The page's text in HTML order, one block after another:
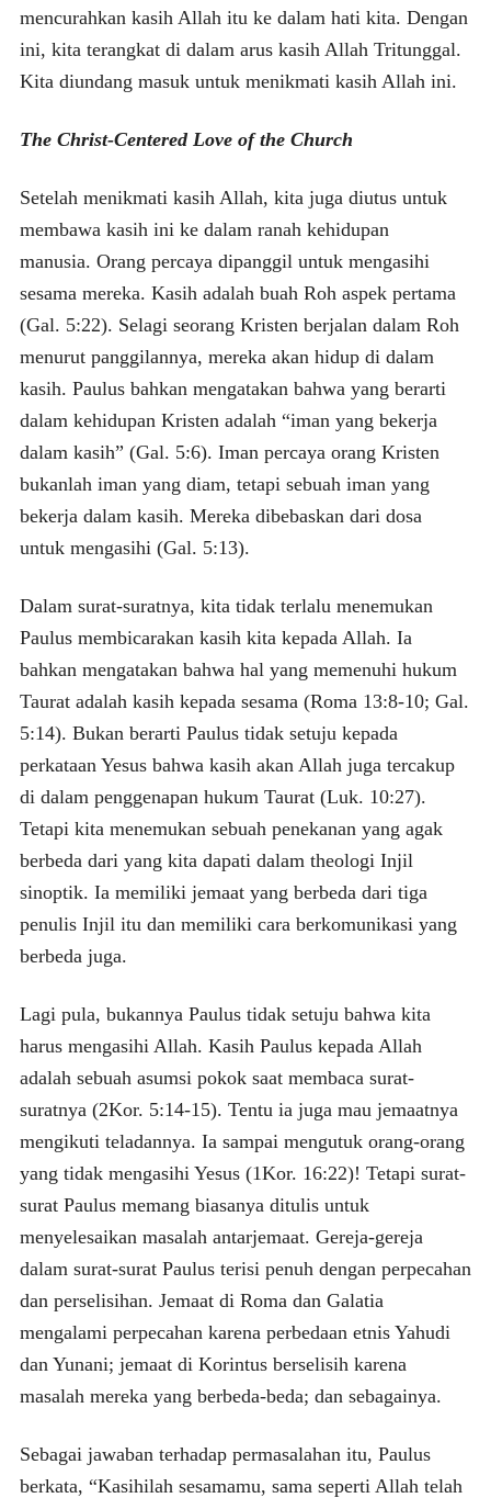
mencurahkan kasih Allah itu ke dalam hati kita. Dengan
ini, kita terangkat di dalam arus kasih Allah Tritunggal.
Kita diundang masuk untuk menikmati kasih Allah ini.
The Christ-Centered Love of the Church
Setelah menikmati kasih Allah, kita juga diutus untuk
membawa kasih ini ke dalam ranah kehidupan
manusia. Orang percaya dipanggil untuk mengasihi
sesama mereka. Kasih adalah buah Roh aspek pertama
(Gal. 5:22). Selagi seorang Kristen berjalan dalam Roh
menurut panggilannya, mereka akan hidup di dalam
kasih. Paulus bahkan mengatakan bahwa yang berarti
dalam kehidupan Kristen adalah “iman yang bekerja
dalam kasih” (Gal. 5:6). Iman percaya orang Kristen
bukanlah iman yang diam, tetapi sebuah iman yang
bekerja dalam kasih. Mereka dibebaskan dari dosa
untuk mengasihi (Gal. 5:13).
Dalam surat-suratnya, kita tidak terlalu menemukan
Paulus membicarakan kasih kita kepada Allah. Ia
bahkan mengatakan bahwa hal yang memenuhi hukum
Taurat adalah kasih kepada sesama (Roma 13:8-10; Gal.
5:14). Bukan berarti Paulus tidak setuju kepada
perkataan Yesus bahwa kasih akan Allah juga tercakup
di dalam penggenapan hukum Taurat (Luk. 10:27).
Tetapi kita menemukan sebuah penekanan yang agak
berbeda dari yang kita dapati dalam theologi Injil
sinoptik. Ia memiliki jemaat yang berbeda dari tiga
penulis Injil itu dan memiliki cara berkomunikasi yang
berbeda juga.
Lagi pula, bukannya Paulus tidak setuju bahwa kita
harus mengasihi Allah. Kasih Paulus kepada Allah
adalah sebuah asumsi pokok saat membaca surat-
suratnya (2Kor. 5:14-15). Tentu ia juga mau jemaatnya
mengikuti teladannya. Ia sampai mengutuk orang-orang
yang tidak mengasihi Yesus (1Kor. 16:22)! Tetapi surat-
surat Paulus memang biasanya ditulis untuk
menyelesaikan masalah antarjemaat. Gereja-gereja
dalam surat-surat Paulus terisi penuh dengan perpecahan
dan perselisihan. Jemaat di Roma dan Galatia
mengalami perpecahan karena perbedaan etnis Yahudi
dan Yunani; jemaat di Korintus berselisih karena
masalah mereka yang berbeda-beda; dan sebagainya.
Sebagai jawaban terhadap permasalahan itu, Paulus
berkata, “Kasihilah sesamamu, sama seperti Allah telah